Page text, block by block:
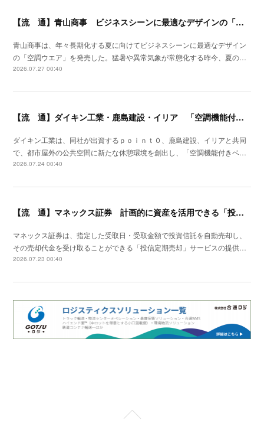
【流 通】青山商事 ビジネスシーンに最適なデザインの「空調ウエア」発売
青山商事は、年々長期化する夏に向けてビジネスシーンに最適なデザイン
の「空調ウエア」を発売した。猛暑や異常気象が常態化する昨今、夏の…
2026.07.27 00:40
【流 通】ダイキン工業・鹿島建設・イリア 「空調機能付きベンチ」の事業性を検証
ダイキン工業は、同社が出資するｐｏｉｎｔ０、鹿島建設、イリアと共同
で、都市屋外の公共空間に新たな休憩環境を創出し、「空調機能付きベ…
2026.07.24 00:40
【流 通】マネックス証券 計画的に資産を活用できる「投信定期売却」の提供開始
マネックス証券は、指定した受取日・受取金額で投資信託を自動売却し、
その売却代金を受け取ることができる「投信定期売却」サービスの提供…
2026.07.23 00:40